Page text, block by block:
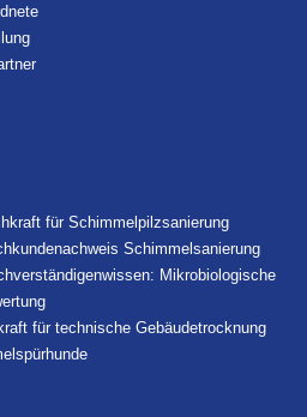
für Schimmelpilzsanierung
Schimmelsanierung
Mikrobiologische
für technische Gebäudetrocknung